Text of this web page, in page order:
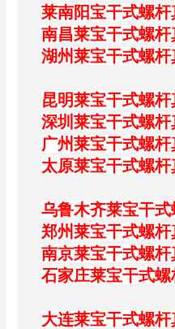
莱南阳宝干式螺
南昌莱宝干式螺
湖州莱宝干式螺
昆明莱宝干式螺
深圳莱宝干式螺
广州莱宝干式螺
太原莱宝干式螺
乌鲁木齐莱宝干
郑州莱宝干式螺
南京莱宝干式螺
石家庄莱宝干式
大连莱宝干式螺